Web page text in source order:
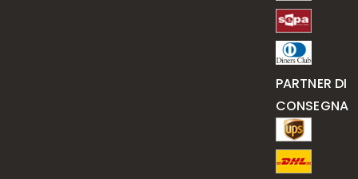
PARTNER DI
CONSEGNA